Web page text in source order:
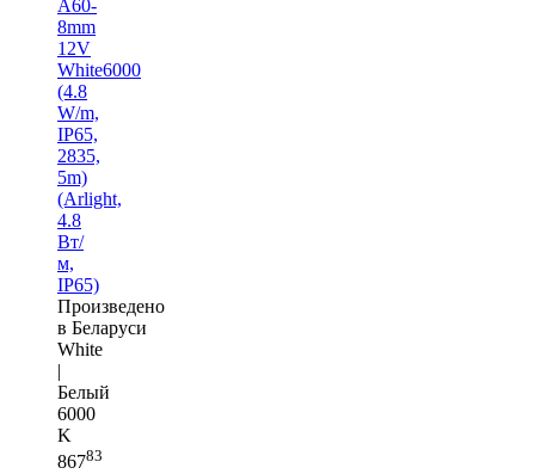
A60-
8mm
12V
White6000
(4.8
W/m,
IP65,
2835,
5m)
(Arlight,
4.8
Вт/
м,
IP65)
Произведено
в Беларуси
White
|
Белый
6000
K
86783